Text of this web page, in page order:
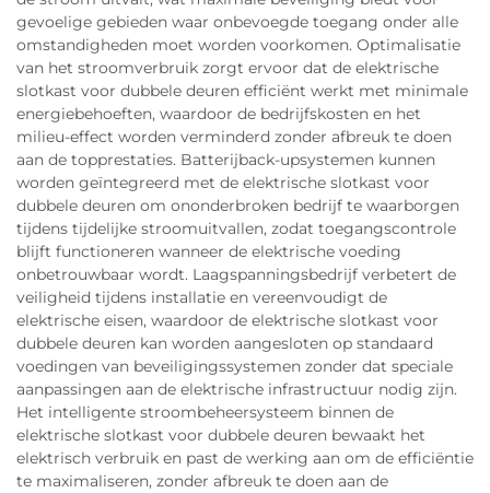
gevoelige gebieden waar onbevoegde toegang onder alle
omstandigheden moet worden voorkomen. Optimalisatie
van het stroomverbruik zorgt ervoor dat de elektrische
slotkast voor dubbele deuren efficiënt werkt met minimale
energiebehoeften, waardoor de bedrijfskosten en het
milieu-effect worden verminderd zonder afbreuk te doen
aan de topprestaties. Batterijback-upsystemen kunnen
worden geïntegreerd met de elektrische slotkast voor
dubbele deuren om ononderbroken bedrijf te waarborgen
tijdens tijdelijke stroomuitvallen, zodat toegangscontrole
blijft functioneren wanneer de elektrische voeding
onbetrouwbaar wordt. Laagspanningsbedrijf verbetert de
veiligheid tijdens installatie en vereenvoudigt de
elektrische eisen, waardoor de elektrische slotkast voor
dubbele deuren kan worden aangesloten op standaard
voedingen van beveiligingssystemen zonder dat speciale
aanpassingen aan de elektrische infrastructuur nodig zijn.
Het intelligente stroombeheersysteem binnen de
elektrische slotkast voor dubbele deuren bewaakt het
elektrisch verbruik en past de werking aan om de efficiëntie
te maximaliseren, zonder afbreuk te doen aan de